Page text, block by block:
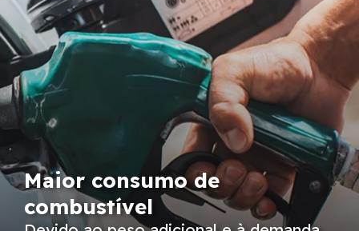
Maior consumo de
combustível